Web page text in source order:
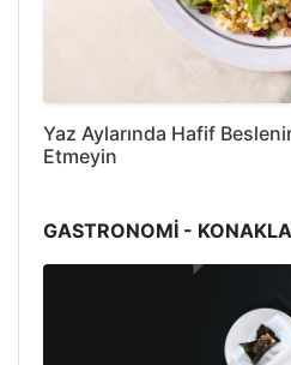
Yaz Aylarında Hafif
Etmeyin
GASTRONOMİ -